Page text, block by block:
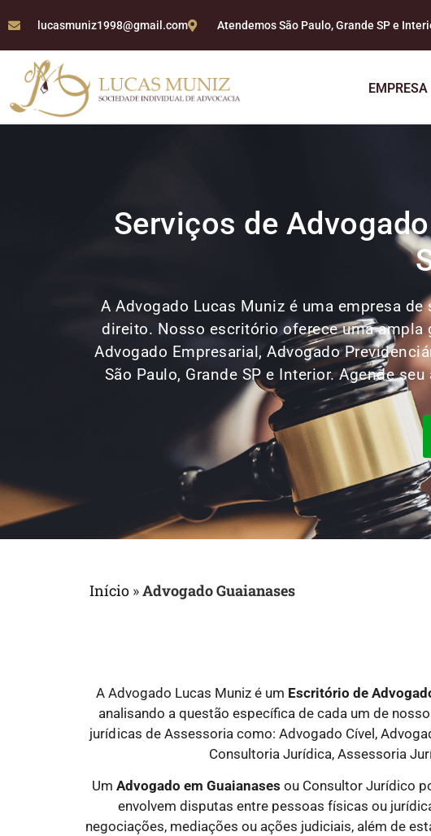
lucasmuniz1998@gmail.com Atendemos São Paulo, Grande SP e
EMPRESA
Serviços de
A Advogado Lucas Muniz é uma empresa
direito. Nosso escritório oferece uma ampla
Advogado Empresarial, Advogado
São Paulo, Grande SP e Interior. Agende
Início »Advogado Guaianases
A Advogado Lucas Muniz é um Escritório de
analisando a questão específica de cada um de
jurídicas de Assessoria como: Advogado Cível,
Consultoria Jurídica, Assessoria
Um Advogado em Guaianases ou Consultor Jurídico
envolvem disputas entre pessoas físicas ou
negociações, mediações ou ações judiciais, além de